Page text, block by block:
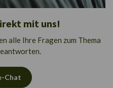
mit uns!
alle Ihre Fragen zum Thema
Chat